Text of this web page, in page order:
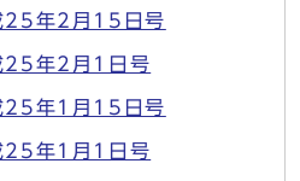
25年2月15日号
年2月1日号
25年1月15日号
年1月1日号